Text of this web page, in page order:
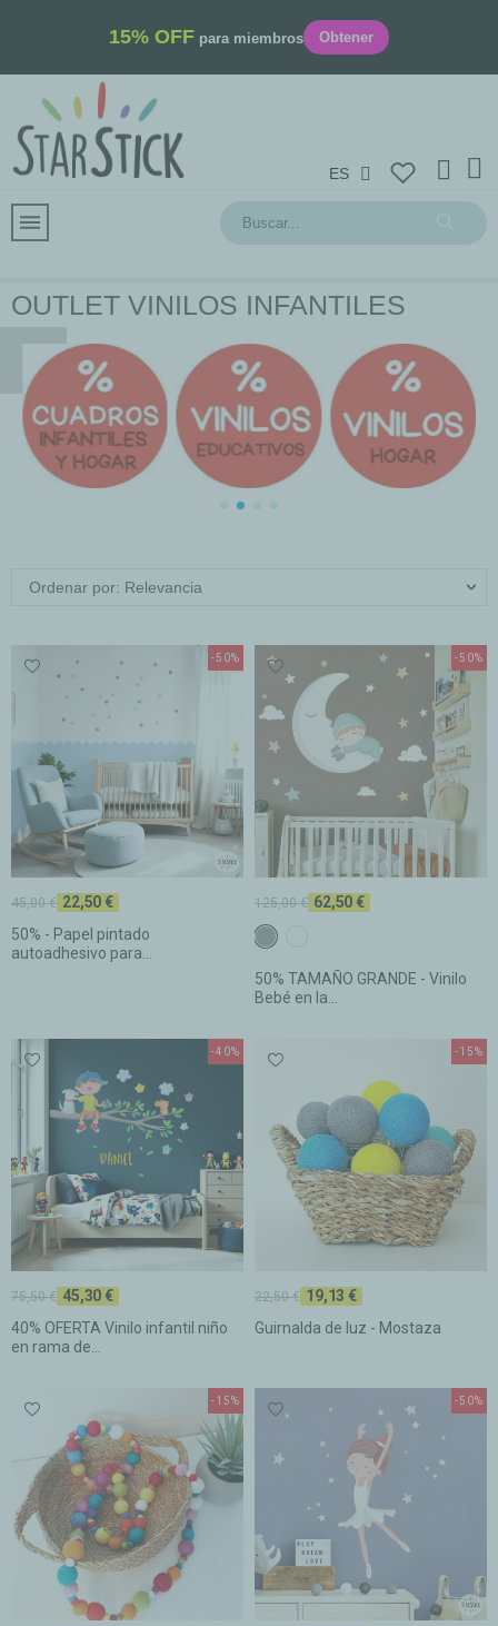
15% OFF para miembros Obtener
ES
OUTLET VINILOS INFANTILES
Ordenar por: Relevancia
50% - Papel pintado
autoadhesivo para...
45,00 € 22,50 €
-50%
50% TAMAÑO GRANDE - Vinilo
Bebé en la...
125,00 € 62,50 €
Gris
-50%
40% OFERTA Vinilo infantil niño
en rama de...
75,50 € 45,30 €
-40%
Guirnalda de luz - Mostaza
22,50 € 19,13 €
-15%
-15% -50%